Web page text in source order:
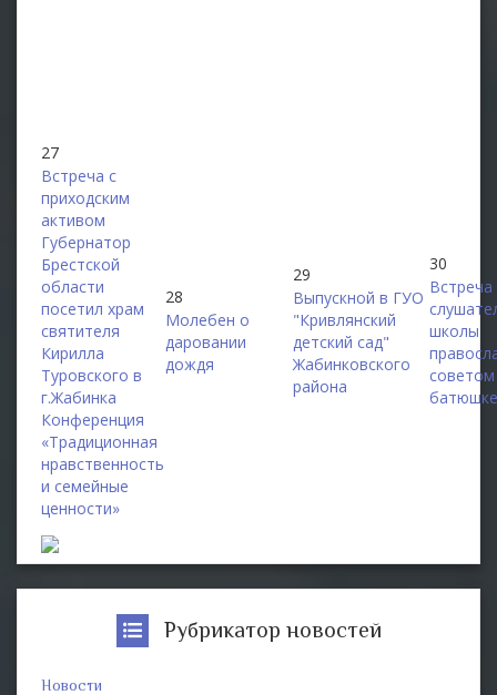
27
Встреча с
приходским
активом
Губернатор
Брестской
области
посетил храм
святителя
Кирилла
Туровского в
г.Жабинка
Конференция
«Традиционная
нравственность
и семейные
ценности»
28
Молебен о
даровании
дождя
29
Выпускной в ГУО
"Кривлянский
детский сад"
Жабинковского
района
30
Встреча
школы
советом
Рубрикатор новостей
Новости